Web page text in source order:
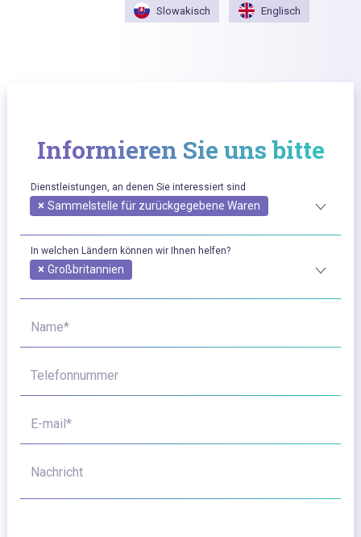
Slowakisch Englisch
Informieren Sie uns bitte
Dienstleistungen, an denen Sie interessiert sind
× Sammelstelle für zurückgegebene Waren
In welchen Ländern können wir Ihnen helfen?
× Großbritannien
Name*
Telefonnummer
E-mail*
Nachricht